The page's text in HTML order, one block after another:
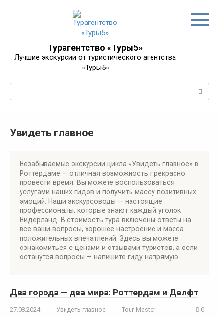
Турагентство «Туры5»
Лучшие экскурсии от туристического агентства
«Туры5»
Увидеть главное
Незабываемые экскурсии цикла «Увидеть главное» в
Роттердаме — отличная возможность прекрасно
провести время. Вы можете воспользоваться
услугами наших гидов и получить массу позитивных
эмоций. Наши экскурсоводы — настоящие
профессионалы, которые знают каждый уголок
Нидерланд. В стоимость тура включены ответы на
все ваши вопросы, хорошее настроение и масса
положительных впечатлений. Здесь вы можете
ознакомиться с ценами и отзывами туристов, а если
останутся вопросы — напишите гиду напрямую.
Два города — два мира: Роттердам и Делфт
27.08.2024 Увидеть главное Tour-Master 0